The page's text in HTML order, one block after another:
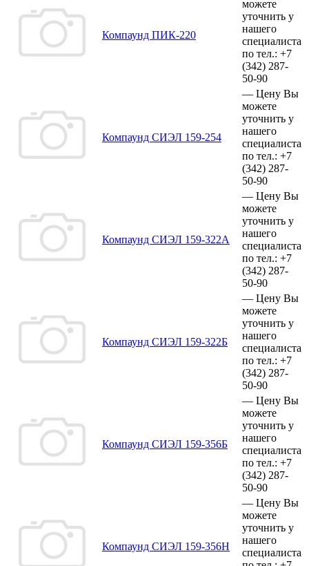
Компаунд ПИК-220
можете
уточнить у
нашего
специалиста
по тел.: +7
(342) 287-
50-90
Компаунд СИЭЛ 159-254
— Цену Вы
можете
уточнить у
нашего
специалиста
по тел.: +7
(342) 287-
50-90
Компаунд СИЭЛ 159-322А
— Цену Вы
можете
уточнить у
нашего
специалиста
по тел.: +7
(342) 287-
50-90
Компаунд СИЭЛ 159-322Б
— Цену Вы
можете
уточнить у
нашего
специалиста
по тел.: +7
(342) 287-
50-90
Компаунд СИЭЛ 159-356Б
— Цену Вы
можете
уточнить у
нашего
специалиста
по тел.: +7
(342) 287-
50-90
Компаунд СИЭЛ 159-356Н
— Цену Вы
можете
уточнить у
нашего
специалиста